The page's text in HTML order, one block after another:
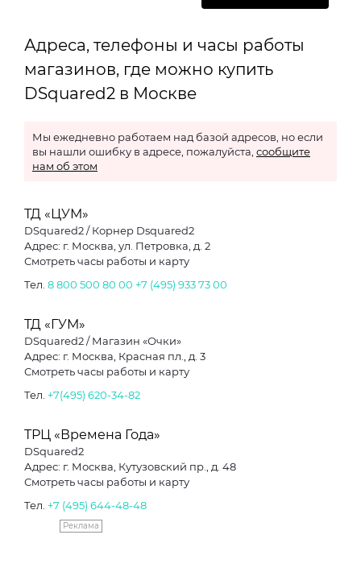
Адреса, телефоны и часы работы
магазинов, где можно купить
DSquared2 в Москве
Мы ежедневно работаем над базой адресов, но если
вы нашли ошибку в адресе, пожалуйста, сообщите
нам об этом
ТД «ЦУМ»
DSquared2 / Корнер Dsquared2
Адрес: г. Москва, ул. Петровка, д. 2
Смотреть часы работы и карту
Тел. 8 800 500 80 00 +7 (495) 933 73 00
ТД «ГУМ»
DSquared2 / Магазин «Очки»
Адрес: г. Москва, Красная пл., д. 3
Смотреть часы работы и карту
Тел. +7(495) 620-34-82
ТРЦ «Времена Года»
DSquared2
Адрес: г. Москва, Кутузовский пр., д. 48
Смотреть часы работы и карту
Тел. +7 (495) 644-48-48
Реклама